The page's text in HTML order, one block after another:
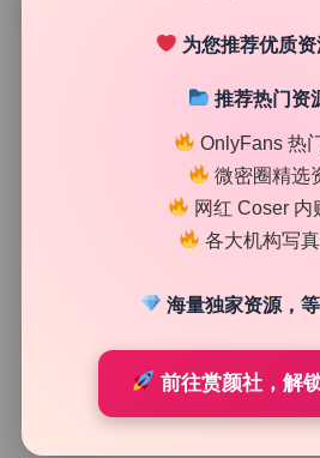
Lavinia肉肉 嫩模 写真合集 55套
为您推荐优质
推荐热门资
OnlyFans 热
微密圈精选
网红 Coser 内
各大机构写
海量独家资源，等
前往赏颜社，解